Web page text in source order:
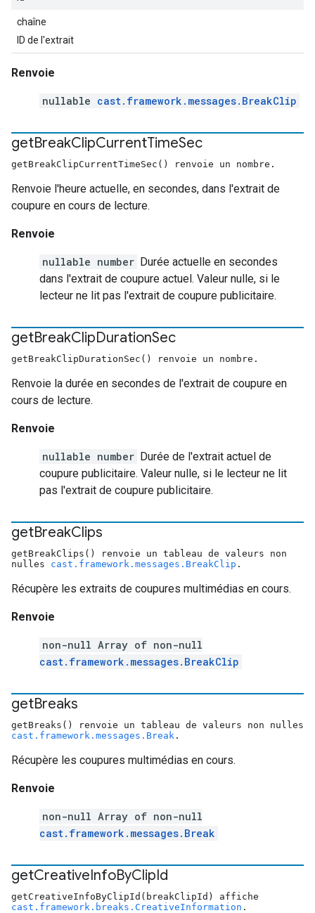
chaîne
ID de l'extrait
Renvoie
nullable cast.framework.messages.BreakClip
getBreakClipCurrentTimeSec
getBreakClipCurrentTimeSec() renvoie un nombre.
Renvoie l'heure actuelle, en secondes, dans l'extrait de
coupure en cours de lecture.
Renvoie
nullable number Durée actuelle en secondes
dans l'extrait de coupure actuel. Valeur nulle, si le
lecteur ne lit pas l'extrait de coupure publicitaire.
getBreakClipDurationSec
getBreakClipDurationSec() renvoie un nombre.
Renvoie la durée en secondes de l'extrait de coupure en
cours de lecture.
Renvoie
nullable number Durée de l'extrait actuel de
coupure publicitaire. Valeur nulle, si le lecteur ne lit
pas l'extrait de coupure publicitaire.
getBreakClips
getBreakClips() renvoie un tableau de valeurs non
nulles cast.framework.messages.BreakClip .
Récupère les extraits de coupures multimédias en cours.
Renvoie
non-null Array of non-null
cast.framework.messages.BreakClip
getBreaks
getBreaks() renvoie un tableau de valeurs non nulles
cast.framework.messages.Break .
Récupère les coupures multimédias en cours.
Renvoie
non-null Array of non-null
cast.framework.messages.Break
getCreativeInfoByClipId
getCreativeInfoByClipId(breakClipId) affiche
cast.framework.breaks.CreativeInformation .